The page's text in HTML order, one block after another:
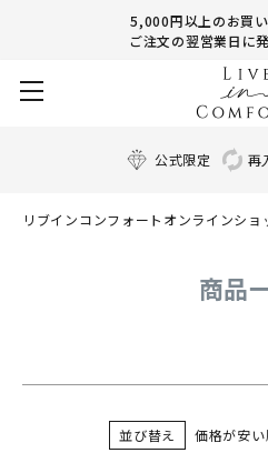
5,000円以上のお買
ご注文の翌営業日に
公式限定 再
リブインコンフォートオンラインショ
商品
商品番号/JANコード
登録順
価格が安い順
優先度順
並び替え 価格が安